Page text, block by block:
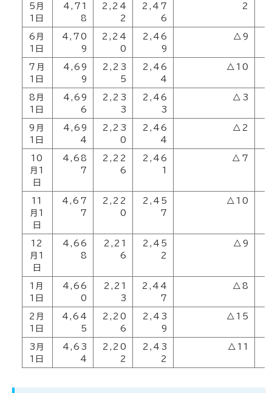
5月
1日
4,71
8
2,24
2
2,47
6
2
6月
1日
4,70
9
2,24
0
2,46
9
△9
7月
1日
4,69
9
2,23
5
2,46
4
△10
8月
1日
4,69
6
2,23
3
2,46
3
△3
9月
1日
4,69
4
2,23
0
2,46
4
△2
10
月1
日
4,68
7
2,22
6
2,46
1
△7
11
月1
日
4,67
7
2,22
0
2,45
7
△10
12
月1
日
4,66
8
2,21
6
2,45
2
△9
1月
1日
4,66
0
2,21
3
2,44
7
△8
2月
1日
4,64
5
2,20
6
2,43
9
△15
3月
1日
4,63
4
2,20
2
2,43
2
△11